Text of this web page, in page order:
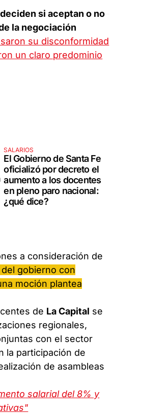
deciden si aceptan o no
la negociación
su disconformidad
un claro predominio
SALARIOS
El Gobierno de Santa Fe
oficializó por decreto el
aumento a los docentes
en pleno paro nacional:
¿qué dice?
a consideración de
gobierno con
moción plantea
de La Capital se
regionales,
con el sector
la participación de
de asambleas
salarial del 8% y